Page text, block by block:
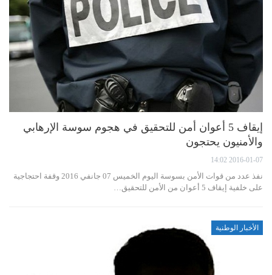
إيقاف 5 أعوان أمن للتحقيق في هجوم سوسة الإرهابي
والأمنيون يحتجون
2016-01-07 14:02
نفذ عدد من قوات الأمن بسوسة اليوم الخميس 07 جانفي 2016 وقفة احتجاجية
على خلفية إيقاف 5 أعوان من الأمن للتحقيق…
الأخبار الوطنية